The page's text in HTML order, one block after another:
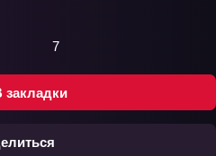
закладки
7